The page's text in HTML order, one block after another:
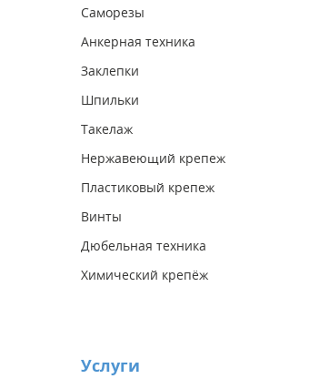
Саморезы
Анкерная техника
Заклепки
Шпильки
Такелаж
Нержавеющий крепеж
Пластиковый крепеж
Винты
Дюбельная техника
Химический крепёж
Услуги